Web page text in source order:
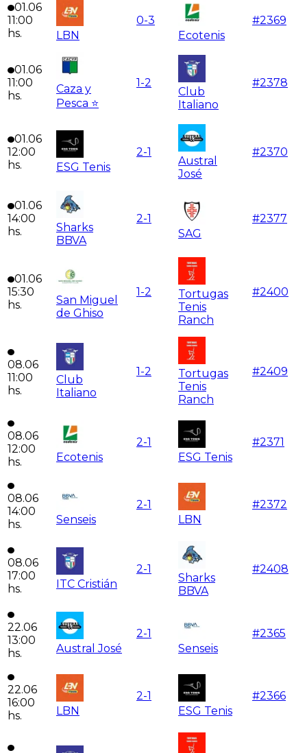
01.06
11:00
hs.
LBN
0-3
Ecotenis
#2369
01.06
11:00
hs.
Caza y
Pesca ⭐
1-2
Club
Italiano
#2378
01.06
12:00
hs.
ESG Tenis
2-1
Austral
José
#2370
01.06
14:00
hs.
Sharks
BBVA
2-1
SAG
#2377
01.06
15:30
hs.
San Miguel
de Ghiso
1-2
Tortugas
Tenis
Ranch
#2400
08.06
11:00
hs.
Club
Italiano
1-2
Tortugas
Tenis
Ranch
#2409
08.06
12:00
hs.
Ecotenis
2-1
ESG Tenis
#2371
08.06
14:00
hs.
Senseis
2-1
LBN
#2372
08.06
17:00
hs.
ITC Cristián
2-1
Sharks
BBVA
#2408
22.06
13:00
hs.
Austral José
2-1
Senseis
#2365
22.06
16:00
hs.
LBN
2-1
ESG Tenis
#2366